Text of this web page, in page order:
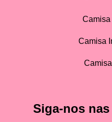
Camisa
Camisa
Siga-nos